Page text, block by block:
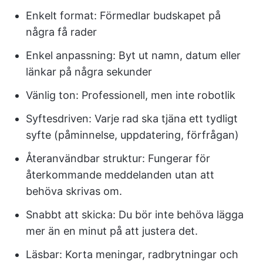
Enkelt format: Förmedlar budskapet på
några få rader
Enkel anpassning: Byt ut namn, datum eller
länkar på några sekunder
Vänlig ton: Professionell, men inte robotlik
Syftesdriven: Varje rad ska tjäna ett tydligt
syfte (påminnelse, uppdatering, förfrågan)
Återanvändbar struktur: Fungerar för
återkommande meddelanden utan att
behöva skrivas om.
Snabbt att skicka: Du bör inte behöva lägga
mer än en minut på att justera det.
Läsbar: Korta meningar, radbrytningar och